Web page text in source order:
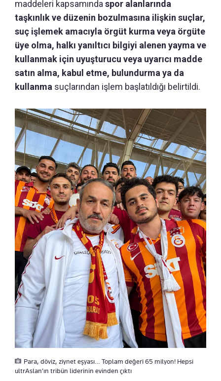
maddeleri kapsamındaspor alanlarında
taşkınlık ve düzenin bozulmasına ilişkin suçlar,
suç işlemek amacıyla örgüt kurma veya örgüte
üye olma, halkı yanıltıcı bilgiyi alenen yayma ve
kullanmak için uyuşturucu veya uyarıcı madde
satın alma, kabul etme, bulundurma ya da
kullanma suçlarından işlem başlatıldığı belirtildi.
Para, döviz, ziynet eşyası… Toplam değeri 65 milyon! Hepsi
ultrAslan’ın tribün liderinin evinden çıktı